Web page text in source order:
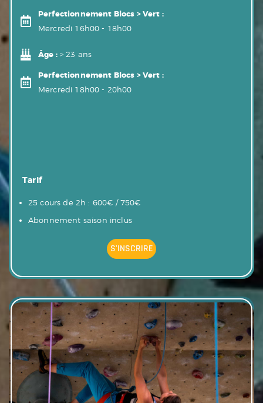
Perfectionnement Blocs > Vert :
Mercredi 16h00 - 18h00
Âge :> 23 ans
Perfectionnement Blocs > Vert :
Mercredi 18h00 - 20h00
Tarif
25 cours de 2h : 600€ / 750€
Abonnement saison inclus
S'INSCRIRE